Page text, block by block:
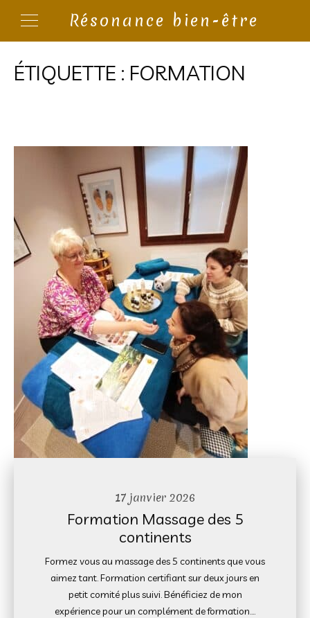
Résonance bien-être
ÉTIQUETTE : FORMATION
17 janvier 2026
Formation Massage des 5
continents
Formez vous au massage des 5 continents que vous
aimez tant. Formation certifiant sur deux jours en
petit comité plus suivi. Bénéficiez de mon
expérience pour un complément de formation….